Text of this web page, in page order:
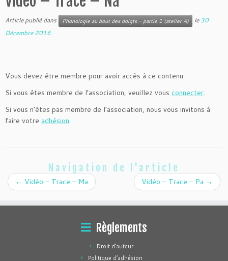
Article publié dans Phonologie au bout des doigts – partie 1 (atelier A) le30
Décembre 2016
Vous devez être membre pour avoir accès à ce contenu.
Si vous êtes membre de l’association, veuillez vous connecter.
Si vous n’êtes pas membre de l’association, nous vous invitons à
faire votre adhésion.
Navigation de l'article
← Vidéo – Trace – Ma Vidéo – Trace – Pa →
Règlements
Droit d’auteur
Politique d’adhésion